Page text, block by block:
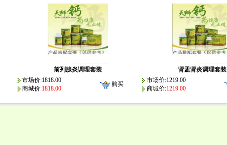
前列腺炎调理套装
市场价:1818.00
购买
商城价:1818.00
肾盂肾炎调理套装
市场价:1219.00
商城价:1219.00